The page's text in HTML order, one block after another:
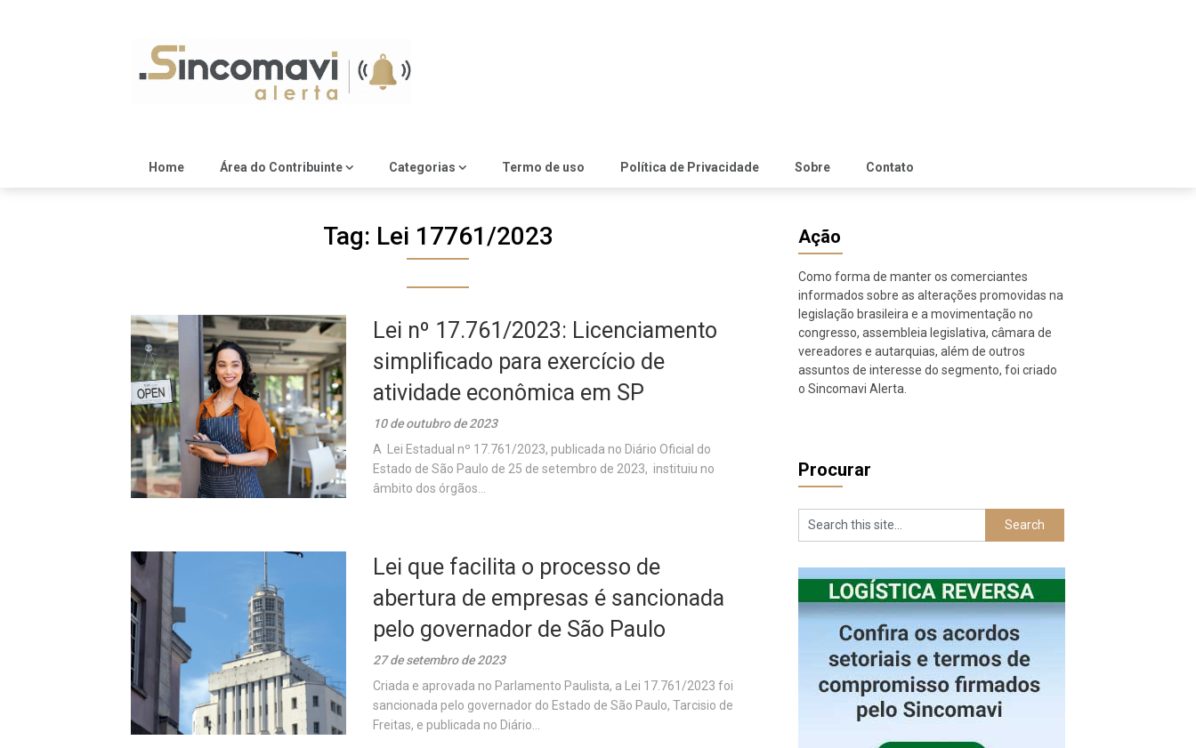
Home Área do Contribuinte Categorias Termo de uso Política de Privacidade Sobre Contato
Tag: Lei 17761/2023
Lei nº 17.761/2023: Licenciamento
simplificado para exercício de
atividade econômica em SP
10 de outubro de 2023
A Lei Estadual nº 17.761/2023, publicada no Diário Oficial do
Estado de São Paulo de 25 de setembro de 2023, instituiu no
âmbito dos órgãos...
Lei que facilita o processo de
abertura de empresas é sancionada
pelo governador de São Paulo
27 de setembro de 2023
Criada e aprovada no Parlamento Paulista, a Lei 17.761/2023 foi
sancionada pelo governador do Estado de São Paulo, Tarcisio de
Freitas, e publicada no Diário...
Ação
Como forma de manter os comerciantes
informados sobre as alterações promovidas na
legislação brasileira e a movimentação no
congresso, assembleia legislativa, câmara de
vereadores e autarquias, além de outros
assuntos de interesse do segmento, foi criado
o Sincomavi Alerta.
Procurar